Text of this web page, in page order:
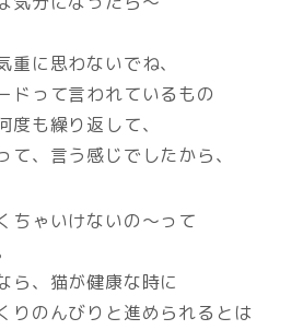
に思わないでね、
ドって言われているもの
も繰り返して、
て、言う感じでしたから、
ちゃいけないの～って
ら、猫が健康な時に
りのんびりと進められるとは